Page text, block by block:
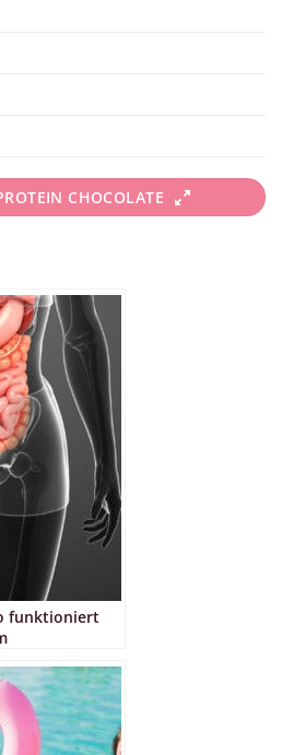
CHOCOLATE
funktioniert